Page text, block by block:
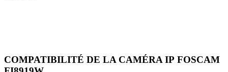
COMPATIBILITÉ DE LA CAMÉRA IP FOSCAM